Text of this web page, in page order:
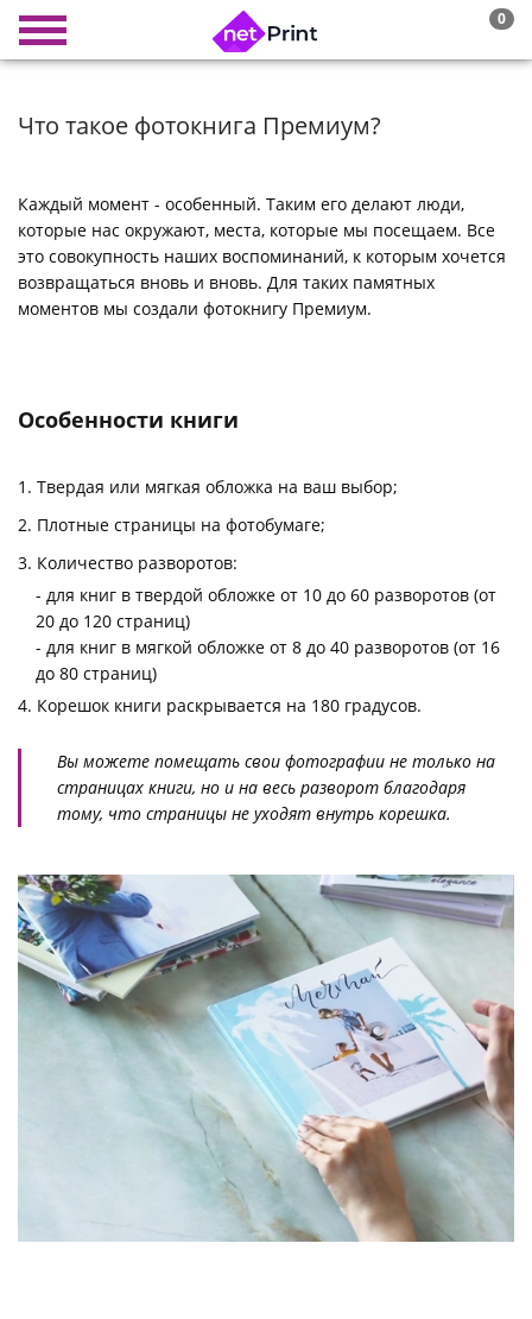
0
Что такое фотокнига Премиум?
Каждый момент - особенный. Таким его делают люди,
которые нас окружают, места, которые мы посещаем. Все
это совокупность наших воспоминаний, к которым хочется
возвращаться вновь и вновь. Для таких памятных
моментов мы создали фотокнигу Премиум.
Особенности книги
Твердая или мягкая обложка на ваш выбор;
Плотные страницы на фотобумаге;
Количество разворотов:
- для книг в твердой обложке от 10 до 60 разворотов (от
20 до 120 страниц)
- для книг в мягкой обложке от 8 до 40 разворотов (от 16
до 80 страниц)
Корешок книги раскрывается на 180 градусов.
Вы можете помещать свои фотографии не только на
страницах книги, но и на весь разворот благодаря
тому, что страницы не уходят внутрь корешка.